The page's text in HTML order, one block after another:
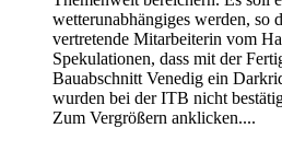
wetterunabhängiges werden, so
vertretende Mitarbeiterin vom
Spekulationen, dass mit der
Bauabschnitt Venedig ein
wurden bei der ITB nicht
Zum Vergrößern anklicken....